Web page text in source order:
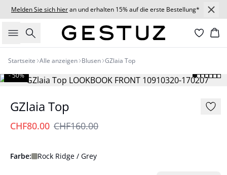
Melden Sie sich hieran und erhalten 15% auf die erste Bestellung*
Suche
Startseite Alle anzeigen Blusen GZlaia Top
- 50%
GZlaia Top
CHF80.00 CHF160.00
Farbe: Rock Ridge / Grey